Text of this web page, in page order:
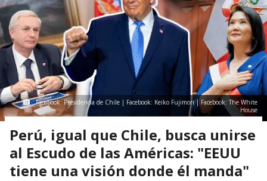
Facebook: Presidencia de Chile | Facebook: Keiko Fujimori | Facebook: The White
House
Perú, igual que Chile, busca unirse
al Escudo de las Américas: "EEUU
tiene una visión donde él manda"